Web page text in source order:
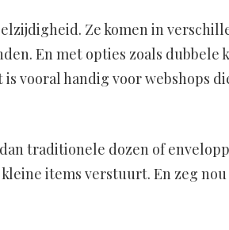
Ze komen in
En met opties zoals
vooral handig voor webshops
traditionele dozen of
items verstuurt. En zeg